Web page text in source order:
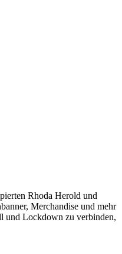
Rhoda Herold und
Merchandise und mehr
und Lockdown zu verbinden,